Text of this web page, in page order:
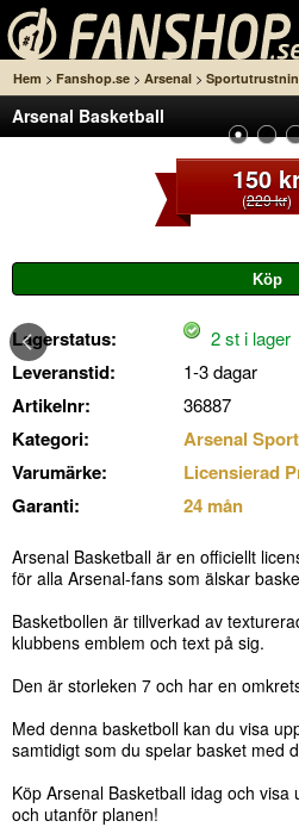
Hem > Fanshop.se > Arsenal >
Arsenal Basketball
150
(229 kr)
Lagerstatus: 2 st i lager
Leveranstid: 1-3 dagar
Artikelnr: 36887
Kategori:
Arsenal
Varumärke:
Licensierad
Garanti:
24 mån
Arsenal Basketball är en officiellt
för alla Arsenal-fans som älskar
Basketbollen är tillverkad av
klubbens emblem och text på sig.
Den är storleken 7 och har en
Med denna basketboll kan du visa
samtidigt som du spelar basket med
Köp Arsenal Basketball idag och
och utanför planen!